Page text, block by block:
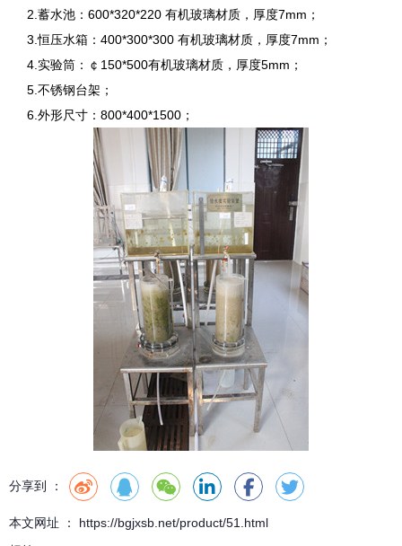
2.蓄水池：600*320*220 有机玻璃材质，厚度7mm；
3.恒压水箱：400*300*300 有机玻璃材质，厚度7mm；
4.实验筒：￠150*500有机玻璃材质，厚度5mm；
5.不锈钢台架；
6.外形尺寸：800*400*1500；
分享到 ：
本文网址 ： https://bgjxsb.net/product/51.html